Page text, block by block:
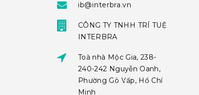
ib@interbra.vn
CÔNG TY TNHH TRÍ TUỆ
INTERBRA
Toà nhà Mộc Gia, 238-
240-242 Nguyễn Oanh,
Phường Gò Vấp, Hồ Chí
Minh